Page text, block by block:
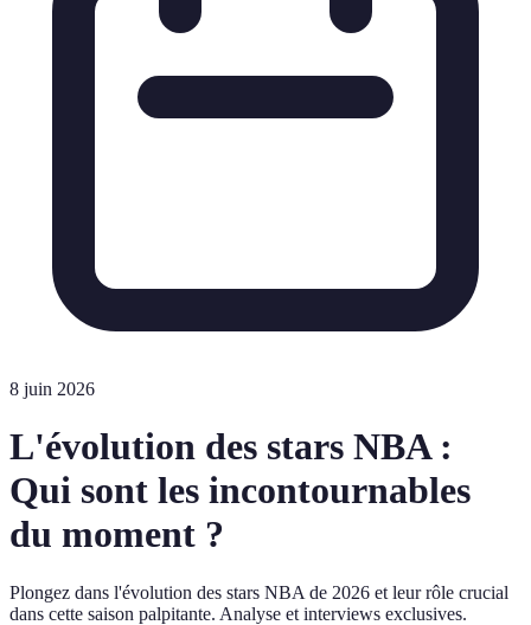
8 juin 2026
L'évolution des stars NBA :
Qui sont les incontournables
du moment ?
Plongez dans l'évolution des stars NBA de 2026 et leur rôle crucial
dans cette saison palpitante. Analyse et interviews exclusives.